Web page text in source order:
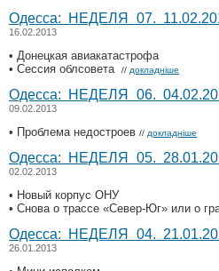
Одесса: НЕДЕЛЯ 07.
16.02.2013
• Донецкая авиакатастрофа
• Сессия облсовета
// докладніше
Одесса: НЕДЕЛЯ 06.
09.02.2013
• Проблема недостроев // докладніше
Одесса: НЕДЕЛЯ 05.
02.02.2013
• Новый корпус ОНУ
• Снова о трассе «Север-Юг» или о
Одесса: НЕДЕЛЯ 04.
26.01.2013